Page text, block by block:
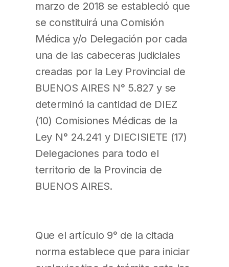
marzo de 2018 se estableció que
se constituirá una Comisión
Médica y/o Delegación por cada
una de las cabeceras judiciales
creadas por la Ley Provincial de
BUENOS AIRES N° 5.827 y se
determinó la cantidad de DIEZ
(10) Comisiones Médicas de la
Ley N° 24.241 y DIECISIETE (17)
Delegaciones para todo el
territorio de la Provincia de
BUENOS AIRES.
Que el artículo 9° de la citada
norma establece que para iniciar